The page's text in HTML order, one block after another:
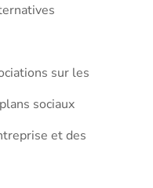
sur les
sociaux
et des